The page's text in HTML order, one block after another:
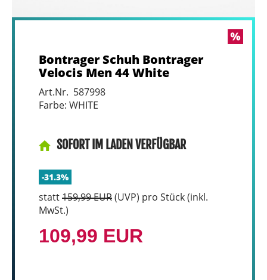
Bontrager Schuh Bontrager
Velocis Men 44 White
Art.Nr. 587998
Farbe: WHITE
SOFORT IM LADEN VERFÜGBAR
-31.3%
statt159,99 EUR(UVP) pro Stück (inkl.
MwSt.)
109,99 EUR